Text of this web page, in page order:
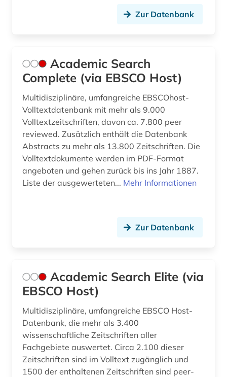
briefsammlung (1)
buch (1)
buchbestand (1)
building information modeling (1)
bundesanstalt für arbeitsschutz und
arbeitsmedizin (2)
chemikalien und färbemittel (1)
circuit (1)
components (1)
computer (2)
Zur Datenbank
Academic Search
Complete (via EBSCO Host)
Multidisziplinäre, umfangreiche EBSCOhost-
Volltextdatenbank mit mehr als 9.000
Volltextzeitschriften, davon ca. 7.800 peer
reviewed. Zusätzlich enthält die Datenbank
Abstracts zu mehr als 13.800 Zeitschriften. Die
Volltextdokumente werden im PDF-Format
angeboten und gehen zurück bis ins Jahr 1887.
Liste der ausgewerteten... Mehr Informationen
Zur Datenbank
Academic Search Elite (via
EBSCO Host)
Multidisziplinäre, umfangreiche EBSCO Host-
Datenbank, die mehr als 3.400
wissenschaftliche Zeitschriften aller
Fachgebiete auswertet. Circa 2.100 dieser
Zeitschriften sind im Volltext zugänglich und
1500 der enthaltenen Zeitschriften sind peer-